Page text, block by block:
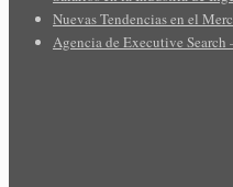
Nuevas Tendencias en el
Agencia de Executive Search